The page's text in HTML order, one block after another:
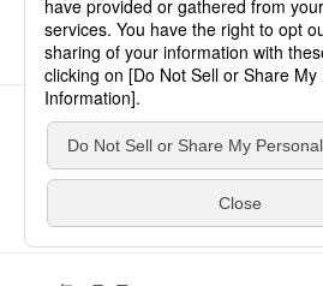
パーソルクロステクノロジー
サービス
2021年10月4日
ミイダス HRサイエンス研究所の
「IEEE DSAA」にて採択